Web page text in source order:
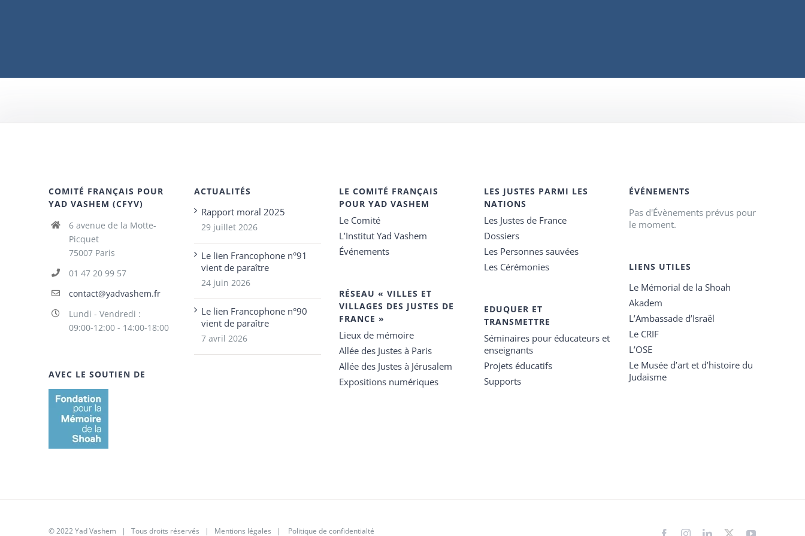
COMITÉ FRANÇAIS POUR
YAD VASHEM (CFYV)
6 avenue de la Motte-
Picquet
75007 Paris
01 47 20 99 57
contact@yadvashem.fr
Lundi - Vendredi :
09:00-12:00 - 14:00-18:00
AVEC LE SOUTIEN DE
ACTUALITÉS
Rapport moral 2025
29 juillet 2026
Le lien Francophone n°91
vient de paraître
24 juin 2026
Le lien Francophone n°90
vient de paraître
7 avril 2026
LE COMITÉ FRANÇAIS
POUR YAD VASHEM
Le Comité
L’Institut Yad Vashem
Événements
RÉSEAU « VILLES ET
VILLAGES DES JUSTES DE
FRANCE »
Lieux de mémoire
Allée des Justes à Paris
Allée des Justes à Jérusalem
Expositions numériques
LES JUSTES PARMI LES
NATIONS
Les Justes de France
Dossiers
Les Personnes sauvées
Les Cérémonies
EDUQUER ET
TRANSMETTRE
Séminaires pour éducateurs et
enseignants
Projets éducatifs
Supports
ÉVÉNEMENTS
Pas d'Évènements prévus pour
le moment.
LIENS UTILES
Le Mémorial de la Shoah
Akadem
L’Ambassade d’Israël
Le CRIF
L’OSE
Le Musée d’art et d’histoire du
Judaïsme
© 2022 Yad Vashem | Tous droits réservés | Mentions légales | Politique de confidentialté FacebookInstagramLinkedIn
X YouTube